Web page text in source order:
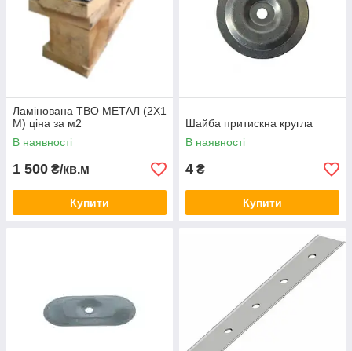
Ламінована ТВО МЕТАЛ (2Х1
М) ціна за м2
В наявності
1 500 ₴/кв.м
Купити
Шайба притискна кругла
В наявності
4 ₴
Купити